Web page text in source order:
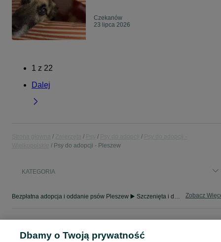
Czekanów
23 lipca 2026
1 z 22
Dalej
Psy do adopcji - Pleszew
KATEGORIA
Bezpłatna adopcja i oddanie psów Pleszew ▶️ Szczenięta i dorosłe psy rasowe oraz mieszańce ☝ Sprawdź aktualne oferty i znajdź przyjaciela na OLX.pl! Zobacz
Mapa miejscowości
Dbamy o Twoją prywatność